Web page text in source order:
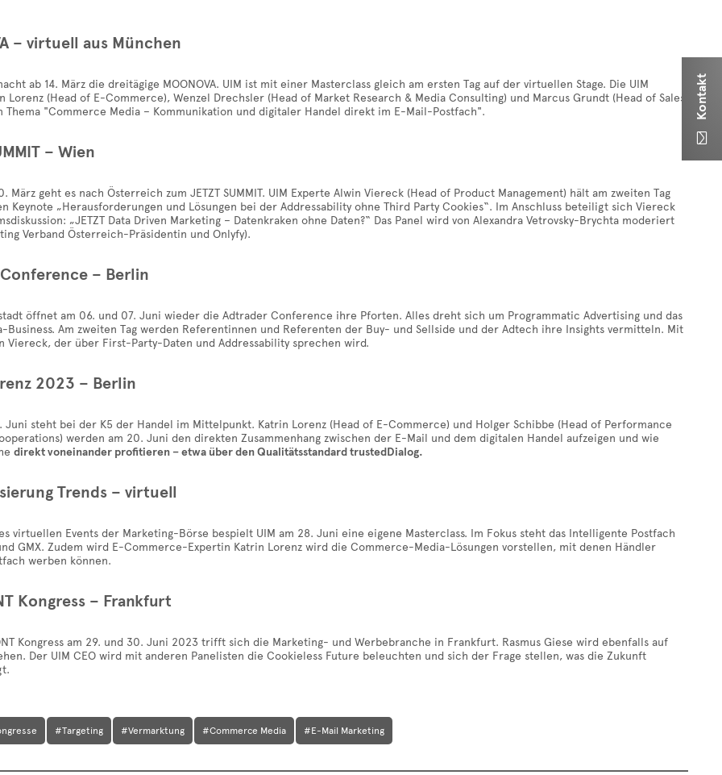
– virtuell aus München
ab 14. März die dreitägige MOONOVA. UIM ist mit einer Masterclass gleich am ersten Tag auf der virtuellen Stage. Die UIM
Lorenz (Head of E-Commerce), Wenzel Drechsler (Head of Market Research & Media Consulting) und Marcus Grundt (Head of Sales)
Thema "Commerce Media – Kommunikation und digitaler Handel direkt im E-Mail-Postfach".
– Wien
März geht es nach Österreich zum JETZT SUMMIT. UIM Experte Alwin Viereck (Head of Product Management) hält am zweiten Tag
Keynote „Herausforderungen und Lösungen bei der Addressability ohne Third Party Cookies“. Im Anschluss beteiligt sich Viereck
„JETZT Data Driven Marketing – Datenkraken ohne Daten?“ Das Panel wird von Alexandra Vetrovsky-Brychta moderiert
Verband Österreich-Präsidentin und Onlyfy).
– Berlin
öffnet am 06. und 07. Juni wieder die Adtrader Conference ihre Pforten. Alles dreht sich um Programmatic Advertising und das
Business. Am zweiten Tag werden Referentinnen und Referenten der Buy- und Sellside und der Adtech ihre Insights vermitteln. Mit
Viereck, der über First-Party-Daten und Addressability sprechen wird.
2023 – Berlin
Juni steht bei der K5 der Handel im Mittelpunkt. Katrin Lorenz (Head of E-Commerce) und Holger Schibbe (Head of Performance
werden am 20. Juni den direkten Zusammenhang zwischen der E-Mail und dem digitalen Handel aufzeigen und wie
direkt voneinander profitieren – etwa über den Qualitätsstandard trustedDialog.
Trends – virtuell
virtuellen Events der Marketing-Börse bespielt UIM am 28. Juni eine eigene Masterclass. Im Fokus steht das Intelligente Postfach
GMX. Zudem wird E-Commerce-Expertin Katrin Lorenz wird die Commerce-Media-Lösungen vorstellen, mit denen Händler
werben können.
Kongress – Frankfurt
Kongress am 29. und 30. Juni 2023 trifft sich die Marketing- und Werbebranche in Frankfurt. Rasmus Giese wird ebenfalls auf
Der UIM CEO wird mit anderen Panelisten die Cookieless Future beleuchten und sich der Frage stellen, was die Zukunft
#Targeting #Vermarktung #Commerce Media #E-Mail Marketing

Kontakt